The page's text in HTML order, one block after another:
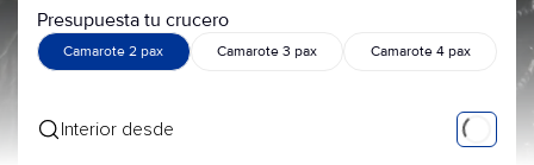
Presupuesta tu crucero
Camarote 2 pax Camarote 3 pax Camarote 4 pax
Interior desde